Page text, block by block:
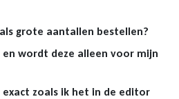
grote aantallen bestellen?
en wordt deze alleen voor mijn
zoals ik het in de editor